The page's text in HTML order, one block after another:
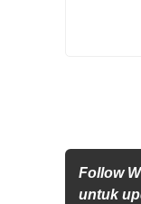
Follow
untuk